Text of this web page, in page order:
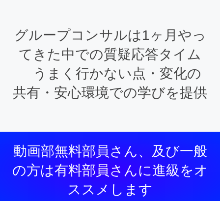
グループコンサルは1ヶ月やっ
てきた中での質疑応答タイム
うまく行かない点・変化の
共有・安心環境での学びを提供
動画部無料部員さん、及び一般
の方は有料部員さんに進級をオ
ススメします